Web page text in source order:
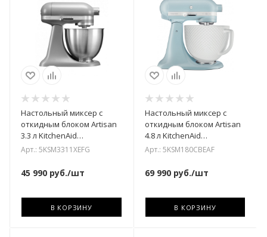
Настольный миксер с
откидным блоком Artisan
3.3 л KitchenAid
5KSM3311XEFG
Арт.: 5KSM3311XEFG
45 990 руб./шт
В КОРЗИНУ
Настольный миксер с
откидным блоком Artisan
4.8 л KitchenAid
5KSM180CBEAF
Арт.: 5KSM180CBEAF
69 990руб./шт
В КОРЗИНУ